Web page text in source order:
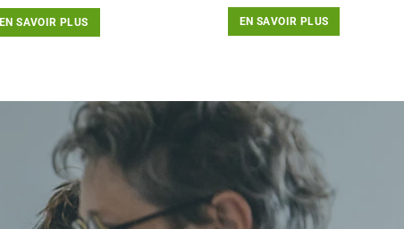
EN SAVOIR PLUS EN SAVOIR PLUS